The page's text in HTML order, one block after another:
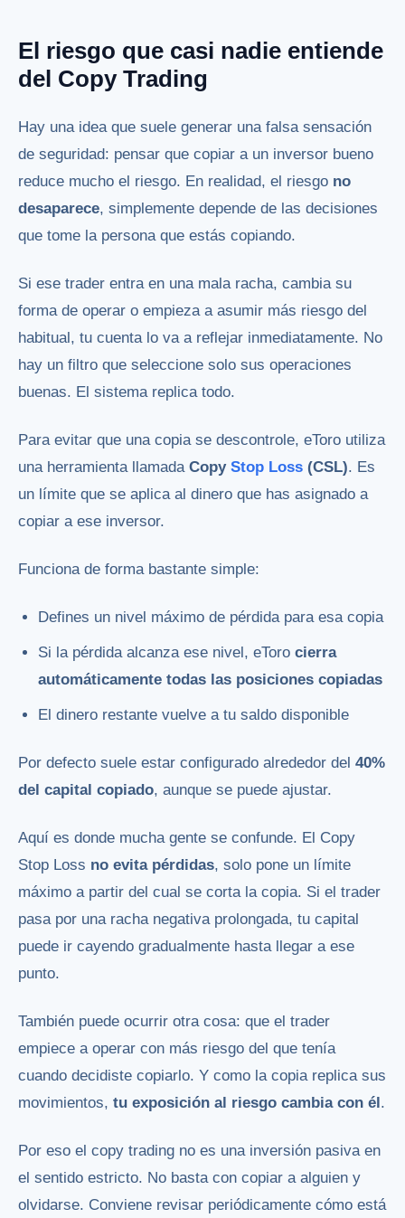
El riesgo que casi nadie entiende
del Copy Trading
Hay una idea que suele generar una falsa sensación
de seguridad: pensar que copiar a un inversor bueno
reduce mucho el riesgo. En realidad, el riesgo no
desaparece, simplemente depende de las decisiones
que tome la persona que estás copiando.
Si ese trader entra en una mala racha, cambia su
forma de operar o empieza a asumir más riesgo del
habitual, tu cuenta lo va a reflejar inmediatamente. No
hay un filtro que seleccione solo sus operaciones
buenas. El sistema replica todo.
Para evitar que una copia se descontrole, eToro utiliza
una herramienta llamada Copy Stop Loss (CSL). Es
un límite que se aplica al dinero que has asignado a
copiar a ese inversor.
Funciona de forma bastante simple:
Defines un nivel máximo de pérdida para esa copia
Si la pérdida alcanza ese nivel, eTorocierra
automáticamente todas las posiciones copiadas
El dinero restante vuelve a tu saldo disponible
Por defecto suele estar configurado alrededor del 40%
del capital copiado, aunque se puede ajustar.
Aquí es donde mucha gente se confunde. El Copy
Stop Loss no evita pérdidas, solo pone un límite
máximo a partir del cual se corta la copia. Si el trader
pasa por una racha negativa prolongada, tu capital
puede ir cayendo gradualmente hasta llegar a ese
punto.
También puede ocurrir otra cosa: que el trader
empiece a operar con más riesgo del que tenía
cuando decidiste copiarlo. Y como la copia replica sus
movimientos, tu exposición al riesgo cambia con él .
Por eso el copy trading no es una inversión pasiva en
el sentido estricto. No basta con copiar a alguien y
olvidarse. Conviene revisar periódicamente cómo está